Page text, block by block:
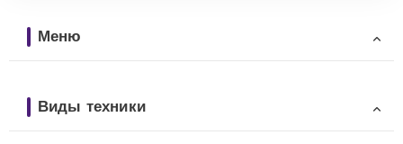
Меню
Виды техники